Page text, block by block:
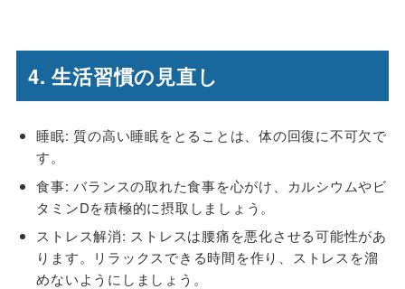
4. 生活習慣の見直し
睡眠: 質の高い睡眠をとることは、体の回復に不可欠で
す。
食事: バランスの取れた食事を心がけ、カルシウムやビ
タミンDを積極的に摂取しましょう。
ストレス解消: ストレスは腰痛を悪化させる可能性があ
ります。リラックスできる時間を作り、ストレスを溜
めないようにしましょう。